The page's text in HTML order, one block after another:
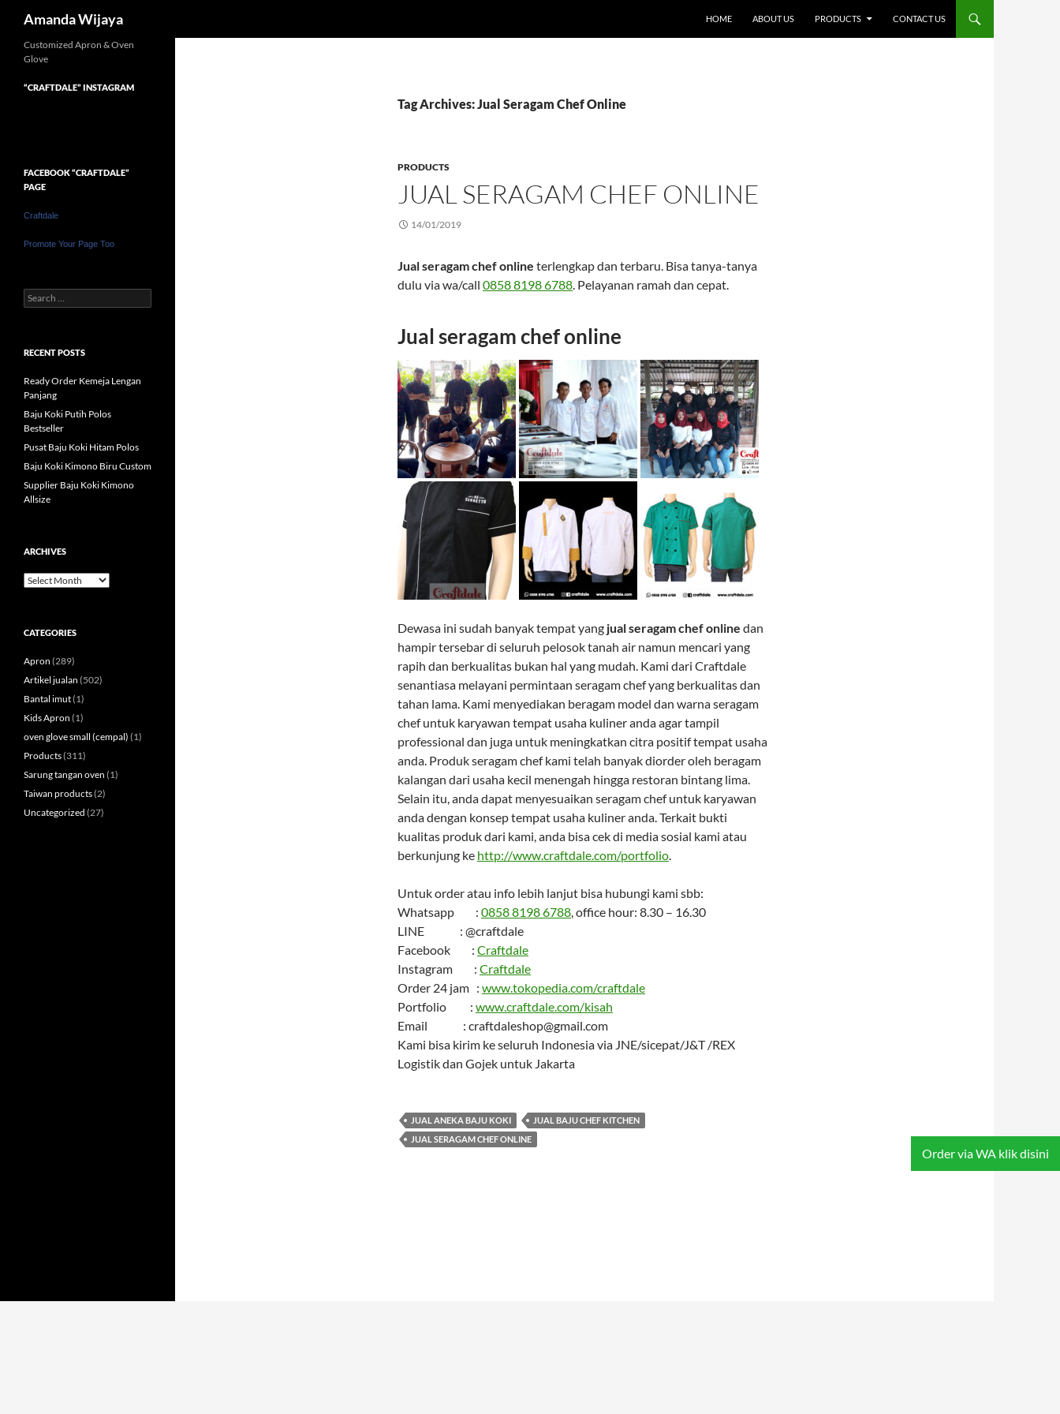
Amanda Wijaya
HOME
ABOUT US PRODUCTS CONTACT US
Tag Archives: Jual Seragam Chef Online
PRODUCTS
JUAL SERAGAM CHEF ONLINE
14/01/2019
Jual seragam chef online terlengkap dan terbaru. Bisa tanya-tanya
dulu via wa/call 0858 8198 6788. Pelayanan ramah dan cepat.
Jual seragam chef online
Dewasa ini sudah banyak tempat yang jual seragam chef online dan
hampir tersebar di seluruh pelosok tanah air namun mencari yang
rapih dan berkualitas bukan hal yang mudah. Kami dari Craftdale
senantiasa melayani permintaan seragam chef yang berkualitas dan
tahan lama. Kami menyediakan beragam model dan warna seragam
chef untuk karyawan tempat usaha kuliner anda agar tampil
professional dan juga untuk meningkatkan citra positif tempat usaha
anda. Produk seragam chef kami telah banyak diorder oleh beragam
kalangan dari usaha kecil menengah hingga restoran bintang lima.
Selain itu, anda dapat menyesuaikan seragam chef untuk karyawan
anda dengan konsep tempat usaha kuliner anda. Terkait bukti
kualitas produk dari kami, anda bisa cek di media sosial kami atau
berkunjung ke http://www.craftdale.com/portfolio.
Untuk order atau info lebih lanjut bisa hubungi kami sbb:
Whatsapp : 0858 8198 6788, office hour: 8.30 – 16.30
LINE : @craftdale
Facebook : Craftdale
Instagram : Craftdale
Order 24 jam : www.tokopedia.com/craftdale
Portfolio : www.craftdale.com/kisah
Email : craftdaleshop@gmail.com
Kami bisa kirim ke seluruh Indonesia via JNE/sicepat/J&T /REX
Logistik dan Gojek untuk Jakarta
JUAL ANEKA BAJU KOKI
JUAL BAJU CHEF KITCHEN
JUAL SERAGAM CHEF ONLINE
Customized Apron & Oven
Glove
“CRAFTDALE” INSTAGRAM
FACEBOOK “CRAFTDALE”
PAGE
Craftdale
Promote Your Page Too
Search
for:
RECENT POSTS
Ready Order Kemeja Lengan
Panjang
Baju Koki Putih Polos
Bestseller
Pusat Baju Koki Hitam Polos
Baju Koki Kimono Biru Custom
Supplier Baju Koki Kimono
Allsize
ARCHIVES
Archives
CATEGORIES
Apron (289)
Artikel jualan (502)
Bantal imut(1)
Kids Apron (1)
oven glove small (cempal) (1)
Products(311)
Sarung tangan oven (1)
Taiwan products(2)
Uncategorized (27)
Order via WA klik disini